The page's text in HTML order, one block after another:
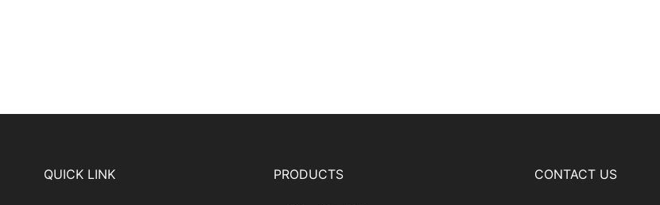
QUICK LINK PRODUCTS CONTACT US